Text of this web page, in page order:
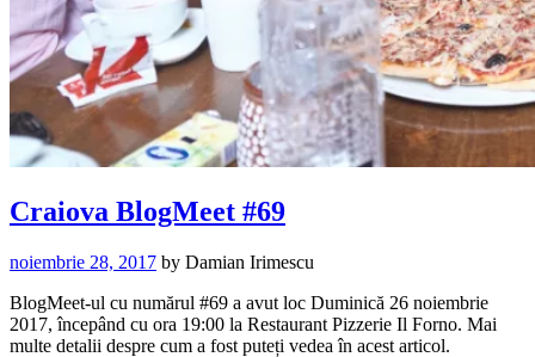
Craiova BlogMeet #69
noiembrie 28, 2017 by Damian Irimescu
BlogMeet-ul cu numărul #69 a avut loc Duminică 26 noiembrie
2017, începând cu ora 19:00 la Restaurant Pizzerie Il Forno. Mai
multe detalii despre cum a fost puteți vedea în acest articol.